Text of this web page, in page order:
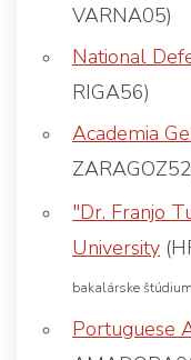
VARNA05)
National
RIGA56)
Academia
"Dr. Franjo
University
bakalárske
Portuguese